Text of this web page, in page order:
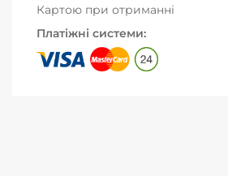
Картою при отриманні
Платіжні системи: